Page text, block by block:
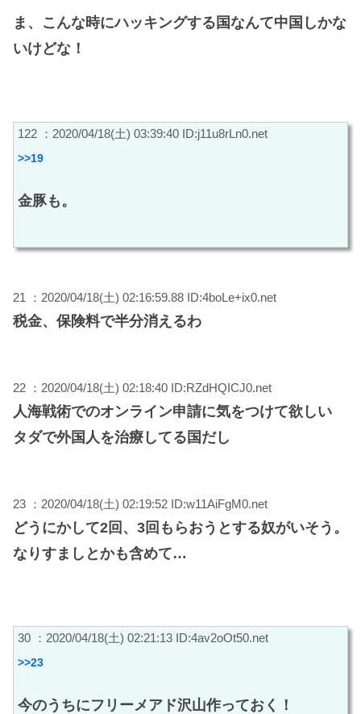
ま、こんな時にハッキングする国なんて中国しかな
いけどな！
122 ：2020/04/18(土) 03:39:40 ID:j11u8rLn0.net
>>19
金豚も。
21 ：2020/04/18(土) 02:16:59.88 ID:4boLe+ix0.net
税金、保険料で半分消えるわ
22 ：2020/04/18(土) 02:18:40 ID:RZdHQICJ0.net
人海戦術でのオンライン申請に気をつけて欲しい
タダで外国人を治療してる国だし
23 ：2020/04/18(土) 02:19:52 ID:w11AiFgM0.net
どうにかして2回、3回もらおうとする奴がいそう。
なりすましとかも含めて…
30 ：2020/04/18(土) 02:21:13 ID:4av2oOt50.net
>>23
今のうちにフリーメアド沢山作っておく！